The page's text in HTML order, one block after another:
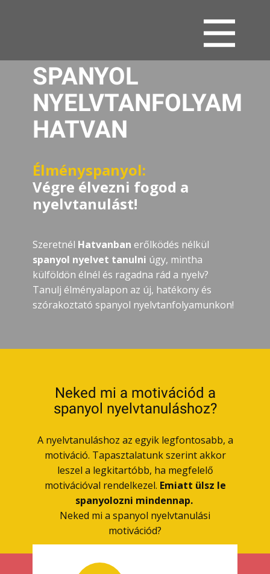
SPANYOL
NYELVTANFOLYAM
HATVAN
Élményspanyol:
Végre élvezni fogod a
nyelvtanulást!
Szeretnél Hatvanban erőlködés nélkül
spanyol nyelvet tanulni úgy, mintha
külföldön élnél és ragadna rád a nyelv?
Tanulj élményalapon az új, hatékony és
szórakoztató spanyol nyelvtanfolyamunkon!
Neked mi a motivációd a
spanyol nyelvtanuláshoz?
A nyelvtanuláshoz az egyik legfontosabb, a
motiváció. Tapasztalatunk szerint akkor
leszel a legkitartóbb, ha megfelelő
motivációval rendelkezel. Emiatt ülsz le
spanyolozni mindennap.
Neked mi a spanyol nyelvtanulási
motivációd?